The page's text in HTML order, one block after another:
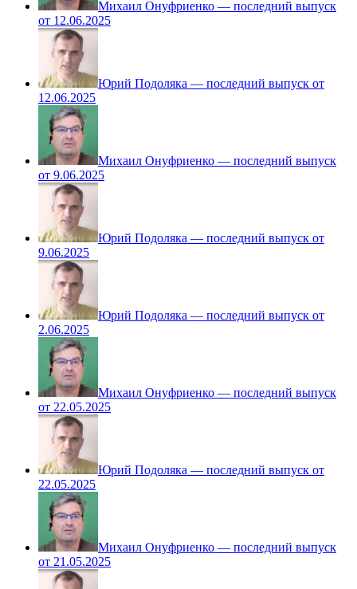
Михаил Онуфриенко — последний выпуск
от 12.06.2025
Юрий Подоляка — последний выпуск от
12.06.2025
Михаил Онуфриенко — последний выпуск
от 9.06.2025
Юрий Подоляка — последний выпуск от
9.06.2025
Юрий Подоляка — последний выпуск от
2.06.2025
Михаил Онуфриенко — последний выпуск
от 22.05.2025
Юрий Подоляка — последний выпуск от
22.05.2025
Михаил Онуфриенко — последний выпуск
от 21.05.2025